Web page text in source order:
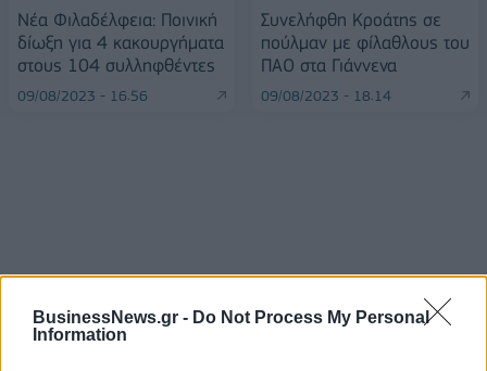
BusinessNews.gr - Do Not Process My Personal
Information
Νέα Φιλαδέλφεια: Ποινική
δίωξη για 4 κακουργήματα
στους 104 συλληφθέντες
09/08/2023 - 16:56
Συνελήφθη Κροάτης σε
πούλμαν με φίλαθλους του
ΠΑΟ στα Γιάννενα
09/08/2023 - 18:14